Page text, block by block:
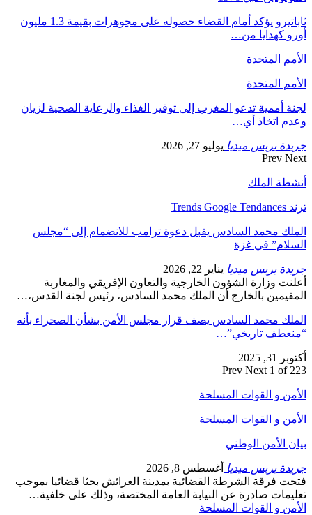
ثاباتيرو يؤكد أمام القضاء حصوله على مجوهرات بقيمة 1.3 مليون
أورو كهدايا من…
الأمم المتحدة
الأمم المتحدة
لجنة أممية تدعو المغرب إلى توفير الغذاء والرعاية الصحية لزيان
وعدم اتخاذ أي…
جريدة بريس ميديا يوليو 27, 2026
Prev Next
أنشطة الملك
ترند Trends Google Tendances
الملك محمد السادس يقبل دعوة ترامب للانضمام إلى “مجلس
السلام” في غزة
جريدة بريس ميديا يناير 22, 2026
أعلنت وزارة الشؤون الخارجية والتعاون الإفريقي والمغاربة
المقيمين بالخارج أن الملك محمد السادس، رئيس لجنة القدس،…
الملك محمد السادس يصف قرار مجلس الأمن بشأن الصحراء بأنه
“منعطف تاريخي”…
أكتوبر 31, 2025
Prev Next 1 of 223
الأمن و القوات المسلحة
الأمن و القوات المسلحة
بيان الأمن الوطني
جريدة بريس ميديا أغسطس 8, 2026
فتحت فرقة الشرطة القضائية بمدينة العرائش بحثا قضائيا بموجب
تعليمات صادرة عن النيابة العامة المختصة، وذلك على خلفية…
الأمن و القوات المسلحة